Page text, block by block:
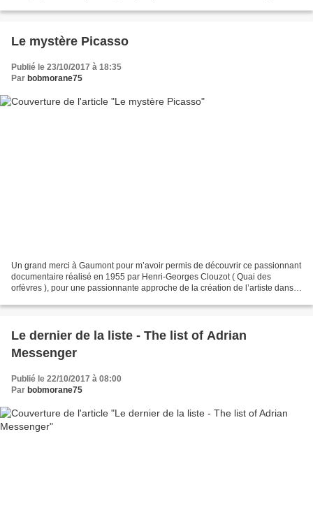
Le mystère Picasso
Publié le 23/10/2017 à 18:35
Par bobmorane75
Un grand merci à Gaumont pour m’avoir permis de découvrir ce passionnant
documentaire réalisé en 1955 par Henri-Georges Clouzot ( Quai des
orfèvres ), pour une passionnante approche de la création de l’artiste dans
Le dernier de la liste - The list of Adrian
Messenger
Publié le 22/10/2017 à 08:00
Par bobmorane75